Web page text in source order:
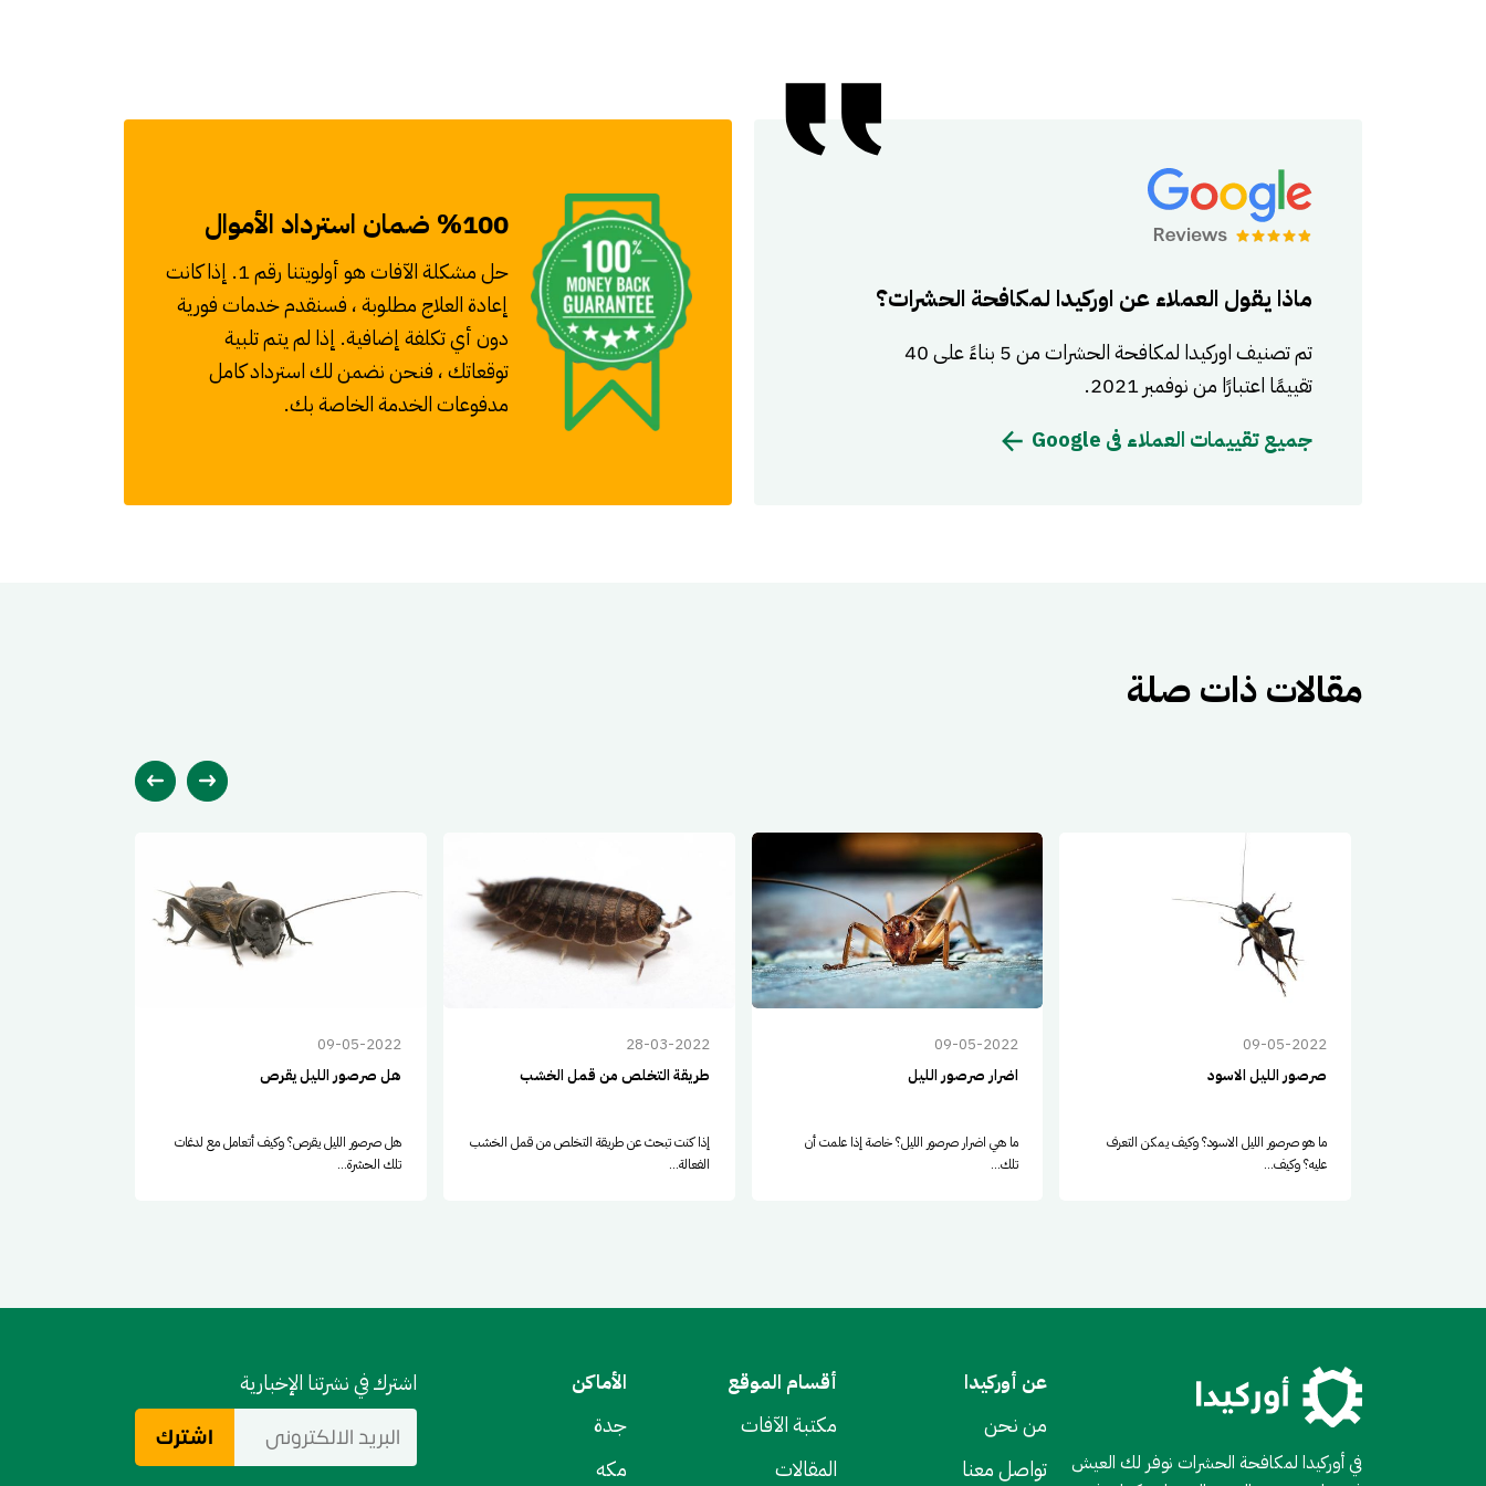
ماذا يقول العملاء عن اوركيدا لمكافحة الحشرات؟
تم تصنيف اوركيدا لمكافحة الحشرات من 5 بناءً على 40
تقييمًا اعتبارًا من نوفمبر 2021.
جميع تقييمات العملاء فى Google
%100 ضمان استرداد الأموال
حل مشكلة الآفات هو أولويتنا رقم 1. إذا كانت
إعادة العلاج مطلوبة ، فسنقدم خدمات فورية
دون أي تكلفة إضافية. إذا لم يتم تلبية
توقعاتك ، فنحن نضمن لك استرداد كامل
مدفوعات الخدمة الخاصة بك.
مقالات ذات صلة
09-05-2022
صرصور الليل الاسود
ما هو صرصور الليل الاسود؟ وكيف يمكن التعرف
عليه؟ وكيف...
09-05-2022
اضرار صرصور الليل
ما هي اضرار صرصور الليل؟ خاصة إذا علمت أن
تلك...
28-03-2022
طريقة التخلص من قمل الخشب
إذا كنت تبحث عن طريقة التخلص من قمل الخشب
الفعالة...
09-05-2022
هل صرصور الليل يقرص
هل صرصور الليل يقرص؟ وكيف أتعامل مع لدغات
تلك الحشرة...
في أوركيدا لمكافحة الحشرات نوفر لك العيش
عن أوركيدا
من نحن
تواصل معنا
أقسام الموقع
مكتبة الآفات
المقالات
الأماكن
جدة
مكه
اشترك في نشرتنا الإخبارية